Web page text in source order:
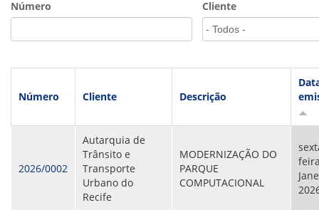
ORGANOGRAMA
LOCALIZAÇÃO
GOVERNANÇA
NOTÍCIAS
COMISSÕES
LICITAÇÕES
ATAS DE REGISTRO DE PREÇOS
REGULAMENTO INTERNO DE LICITAÇÕES E
Número Cliente
Número Cliente Descrição
2026/0002
Autarquia de
Trânsito e
Transporte
Urbano do
Recife
MODERNIZAÇÃO DO
PARQUE
COMPUTACIONAL